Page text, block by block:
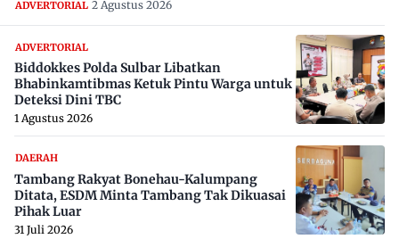
ADVERTORIAL 2 Agustus 2026
ADVERTORIAL
Biddokkes Polda Sulbar Libatkan
Bhabinkamtibmas Ketuk Pintu Warga untuk
Deteksi Dini TBC
1 Agustus 2026
DAERAH
Tambang Rakyat Bonehau-Kalumpang
Ditata, ESDM Minta Tambang Tak Dikuasai
Pihak Luar
31 Juli 2026